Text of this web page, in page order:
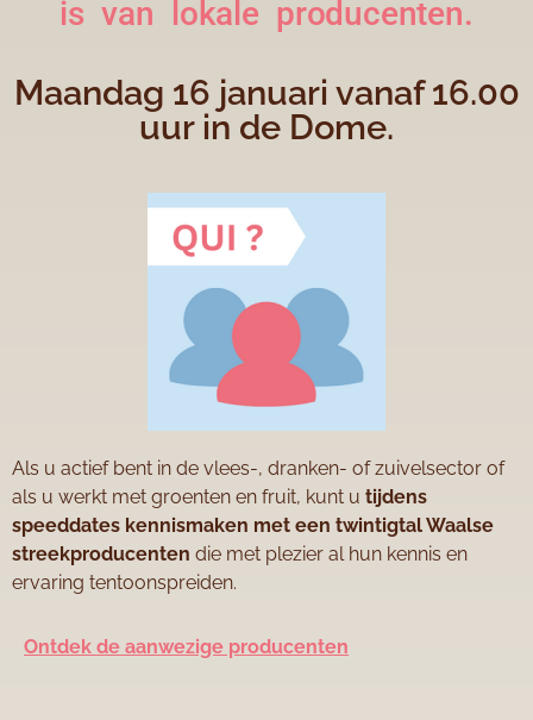
is van lokale producenten.
Maandag 16 januari vanaf 16.00
uur in de Dome.
Als u actief bent in de vlees-, dranken- of zuivelsector of
als u werkt met groenten en fruit, kunt u tijdens
speeddates kennismaken met een twintigtal Waalse
streekproducenten die met plezier al hun kennis en
ervaring tentoonspreiden.
Ontdek de aanwezige producenten